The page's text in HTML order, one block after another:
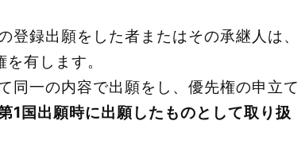
録出願をした者またはその承継人は、
有します。
同一の内容で出願をし、優先権の申立て
1国出願時に出願したものとして取り扱